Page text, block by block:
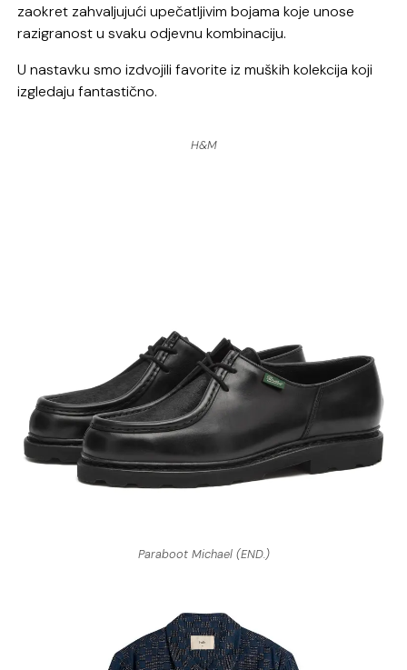
zaokret zahvaljujući upečatljivim bojama koje unose
razigranost u svaku odjevnu kombinaciju.
U nastavku smo izdvojili favorite iz muških kolekcija koji
izgledaju fantastično.
H&M
Paraboot Michael (END.)